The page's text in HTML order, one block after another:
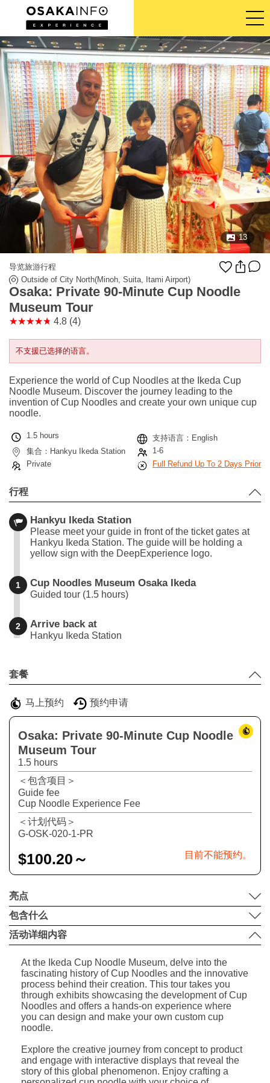
导览旅游行程
门票
体验活动
住宿
登入/注册
简体中文
USD
13
导览旅游行程
Outside of City North(Minoh, Suita, Itami Airport)
Osaka: Private 90-Minute Cup Noodle
Museum Tour
4.8 (4)
不支援已选择的语言。
Experience the world of Cup Noodles at the Ikeda Cup
Noodle Museum. Discover the journey leading to the
invention of Cup Noodles and create your own unique cup
noodle.
1.5 hours
支持语言：English
集合：Hankyu Ikeda Station
1-6
Private
Full Refund Up To 2 Days Prior
行程
Hankyu Ikeda Station
Please meet your guide in front of the ticket gates at
Hankyu Ikeda Station. The guide will be holding a
yellow sign with the DeepExperience logo.
1 Cup Noodles Museum Osaka Ikeda
Guided tour (1.5 hours)
2 Arrive back at
Hankyu Ikeda Station
+
−
套餐
马上预约 预约申请
Osaka: Private 90-Minute Cup Noodle
Museum Tour
1.5 hours
＜包含项目＞
Guide fee
Cup Noodle Experience Fee
＜计划代码＞
G-OSK-020-1-PR
$100.20～ 目前不能预约。
亮点
包含什么
活动详细内容
At the Ikeda Cup Noodle Museum, delve into the
fascinating history of Cup Noodles and the innovative
process behind their creation. This tour takes you
through exhibits showcasing the development of Cup
Noodles and offers a hands-on experience where
you can design and make your own custom cup
noodle.
Explore the creative journey from concept to product
and engage with interactive displays that reveal the
story of this global phenomenon. Enjoy crafting a